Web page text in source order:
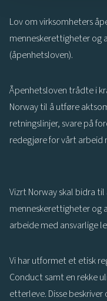
Lov om virksomheters
menneskerettigheter og
(åpenhetsloven).
Åpenhetsloven trådte i
Norway til å utføre
retningslinjer, svare på
redegjøre for vårt arbeid
Vizrt Norway skal bidra
menneskerettigheter og
arbeide med ansvarlige
Vi har utformet et etisk
Conduct samt en rekke
etterleve. Disse